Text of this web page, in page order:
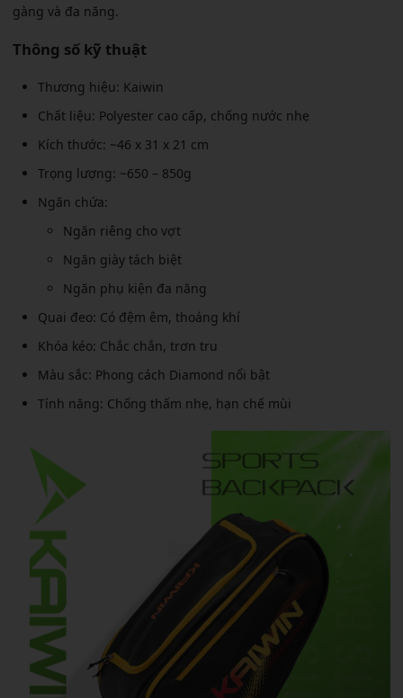
gàng và đa năng.
Thông số kỹ thuật
Thương hiệu: Kaiwin
Chất liệu: Polyester cao cấp, chống nước nhẹ
Kích thước: ~46 x 31 x 21 cm
Trọng lượng: ~650 – 850g
Ngăn chứa:
Ngăn riêng cho vợt
Ngăn giày tách biệt
Ngăn phụ kiện đa năng
Quai đeo: Có đệm êm, thoáng khí
Khóa kéo: Chắc chắn, trơn tru
Màu sắc: Phong cách Diamond nổi bật
Tính năng: Chống thấm nhẹ, hạn chế mùi